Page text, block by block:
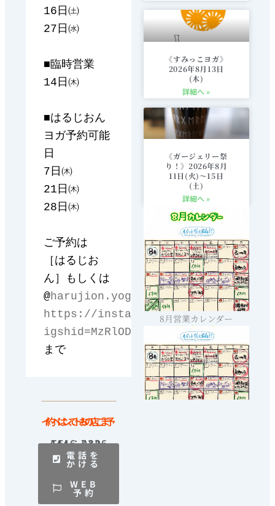
16日㈯
27日㈬
■臨時営業
14日㈭
■はるじおん
ヨガ予約可能
日
7日㈭
21日㈭
28日㈭
ご予約は
［はるじお
ん］もしくは
@harujion.yoga
https://instagram.com/
igshid=MzRlODBiNWFlZA==
まで
イベントのご予約は、お店まで！
TEL：080-4446-7326
電話を
かける
WEB
予約
《すみっこヨガ》
2026年8月13日
(木)
詳細へ »
《ガージェリー祭
り！》2026年8月
11日(火)〜15日
(土)
詳細へ »
8月営業カレンダー